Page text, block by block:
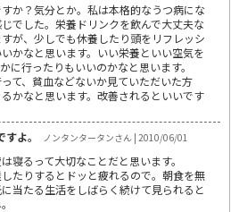
か？気分とか。私は本格的なうつ病にな
でした。栄養ドリンクを飲んで大丈夫な
が、少しでも休養したり頭をリフレッシ
かなと思います。いい栄養といい空気を
に行ったりもいいのかなと思います。
て、貧血などないか見ていただいた方
かなと思います。改善されるといいです
よ。
ノンタンタータンさん | 2010/06/01
寝るって大切なことだと思います。
たりするとドッと疲れるので。朝食を無
当たる生活をしばらく続けて見られると